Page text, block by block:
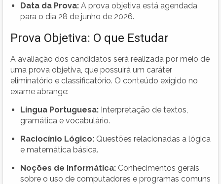
Data da Prova: A prova objetiva está agendada
para o dia 28 de junho de 2026.
Prova Objetiva: O que Estudar
A avaliação dos candidatos será realizada por meio de
uma prova objetiva, que possuirá um caráter
eliminatório e classificatório. O conteúdo exigido no
exame abrange:
Língua Portuguesa: Interpretação de textos,
gramática e vocabulário.
Raciocínio Lógico: Questões relacionadas a lógica
e matemática básica.
Noções de Informática: Conhecimentos gerais
sobre o uso de computadores e programas comuns